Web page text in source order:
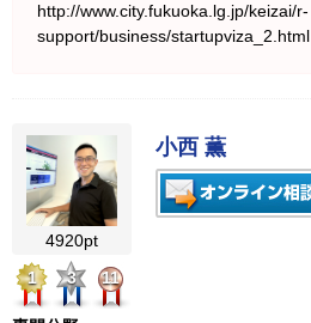
http://www.city.fukuoka.lg.jp/keizai/r-
support/business/startupviza_2.html
4920pt
1
3 11
小西 薫